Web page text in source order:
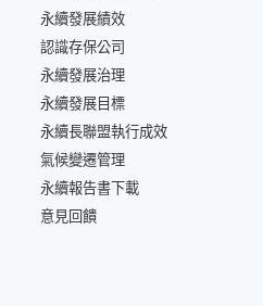
永續發展績效
認識存保公司
永續發展治理
永續發展目標
永續長聯盟執行成效
氣候變遷管理
永續報告書下載
意見回饋